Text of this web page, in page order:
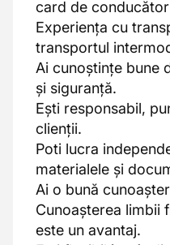
card de
Experiența cu
transportul
Ai cunoștințe bune
și siguranță.
Ești responsabil,
clienții.
Poti lucra
materialele și
Ai o bună
Cunoașterea limbii
este un avantaj.